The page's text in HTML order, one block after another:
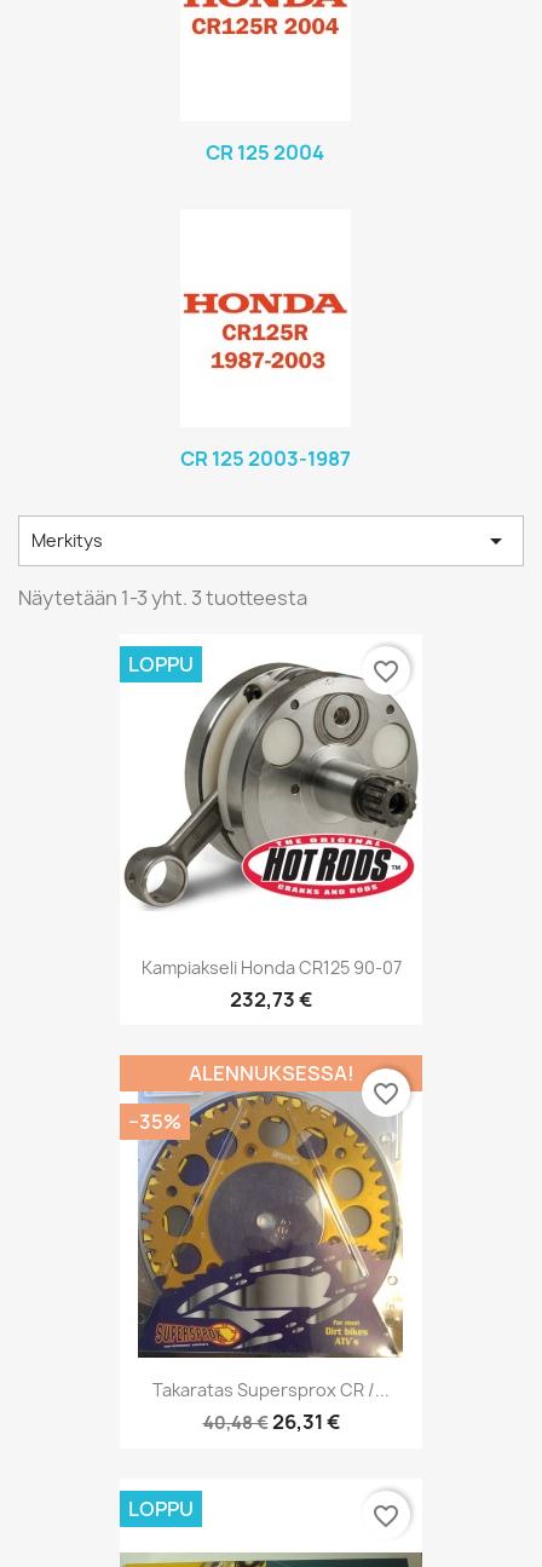
CR 125 2004
CR 125 2003-1987
Merkitys 
Näytetään 1-3 yht. 3 tuotteesta
Kampiakseli Honda CR125 90-07
232,73 €
LOPPU favorite_border
Takaratas Supersprox CR /...
40,48 €26,31 €
ALENNUKSESSA!
−35%
favorite_border
LOPPU favorite_border